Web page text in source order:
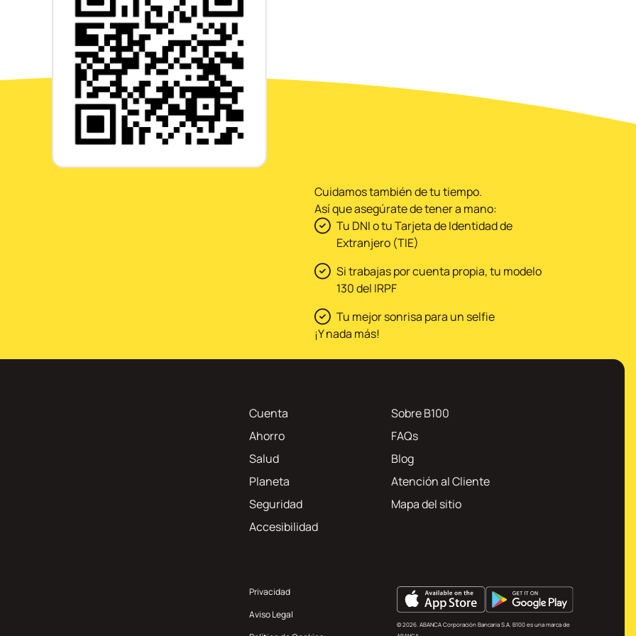
Cuidamos también de tu tiempo.
Así que asegúrate de tener a mano:
Tu DNI o tu Tarjeta de Identidad de
Extranjero (TIE)
Si trabajas por cuenta propia, tu modelo
130 del IRPF
Tu mejor sonrisa para un selfie
¡Y nada más!
Cuenta
Ahorro
Salud
Planeta
Seguridad
Accesibilidad
Sobre B100
FAQs
Blog
Atención al Cliente
Mapa del sitio
Privacidad
Aviso Legal
© 2026. ABANCA Corporación Bancaria S.A. B100 es una marca de